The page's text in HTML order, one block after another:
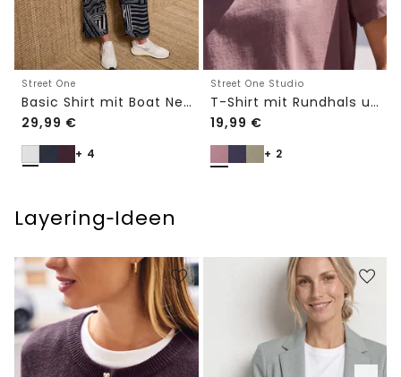
Street One
Basic Shirt mit Boat Neck und Elastikbund
29,99 €
+ 4
Street One Studio
T-Shirt mit Rundhals und Embroidery-Detail
19,99 €
+ 2
Layering‑Ideen